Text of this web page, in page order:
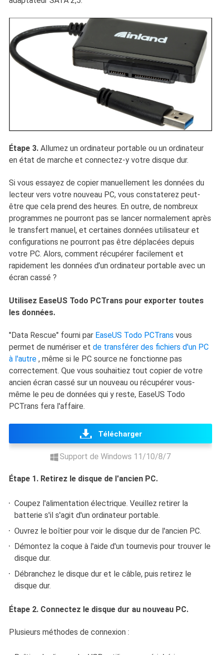
Étape 3.Allumez un ordinateur portable ou un ordinateur
en état de marche et connectez-y votre disque dur.
Si vous essayez de copier manuellement les données du
lecteur vers votre nouveau PC, vous constaterez peut-
être que cela prend des heures. En outre, de nombreux
programmes ne pourront pas se lancer normalement après
le transfert manuel, et certaines données utilisateur et
configurations ne pourront pas être déplacées depuis
votre PC. Alors, comment récupérer facilement et
rapidement les données d’un ordinateur portable avec un
écran cassé ?
Utilisez EaseUS Todo PCTrans pour exporter toutes
les données.
"Data Rescue" fourni par EaseUS Todo PCTrans vous
permet de numériser et de transférer des fichiers d'un PC
à l'autre, même si le PC source ne fonctionne pas
correctement. Que vous souhaitiez tout copier de votre
ancien écran cassé sur un nouveau ou récupérer vous-
même le peu de données qui y reste, EaseUS Todo
PCTrans fera l'affaire.
Télécharger
Support de Windows 11/10/8/7
Étape 1. Retirez le disque de l'ancien PC.
Coupez l'alimentation électrique. Veuillez retirer la
batterie s'il s'agit d'un ordinateur portable.
Ouvrez le boîtier pour voir le disque dur de l'ancien PC.
Démontez la coque à l'aide d'un tournevis pour trouver le
disque dur.
Débranchez le disque dur et le câble, puis retirez le
disque dur.
Étape 2. Connectez le disque dur au nouveau PC.
Plusieurs méthodes de connexion :